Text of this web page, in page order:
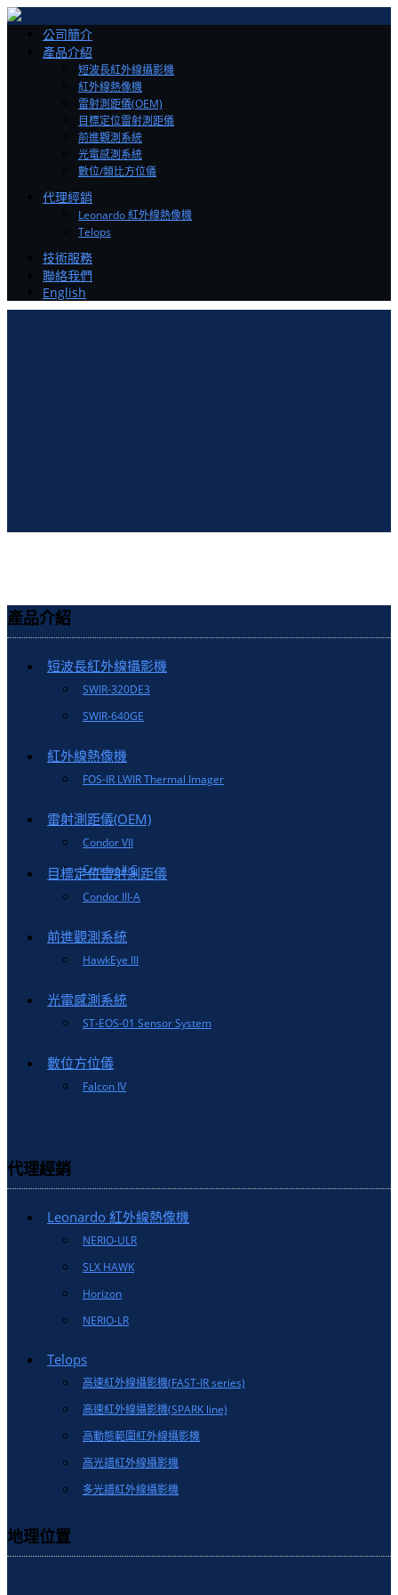
Toggle
navigation
公司簡介
產品介紹
短波長紅外線攝影機
紅外線熱像機
雷射測距儀(OEM)
目標定位雷射測距儀
前進觀測系統
光電感測系統
數位/類比方位儀
代理經銷
Leonardo 紅外線熱像機
Telops
技術服務
聯絡我們
English
產品介紹
短波長紅外線攝影機
SWIR-320DE3
SWIR-640GE
紅外線熱像機
FOS-IR LWIR Thermal Imager
雷射測距儀(OEM)
Condor VII
Condor II-C
目標定位雷射測距儀
Condor III-A
前進觀測系統
HawkEye III
光電感測系統
ST-EOS-01 Sensor System
數位方位儀
Falcon IV
代理經銷
Leonardo 紅外線熱像機
NERIO-ULR
SLX HAWK
Horizon
NERIO-LR
Telops
高速紅外線攝影機(FAST-IR series)
高速紅外線攝影機(SPARK line)
高動態範圍紅外線攝影機
高光譜紅外線攝影機
多光譜紅外線攝影機
地理位置